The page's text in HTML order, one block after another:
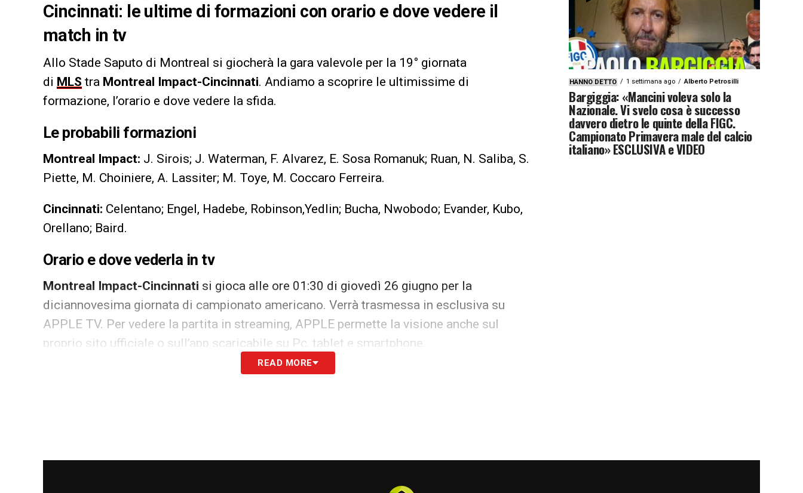
Cincinnati: le ultime di formazioni con orario e dove vedere il
match in tv
Allo Stade Saputo di Montreal si giocherà la gara valevole per la 19° giornata
di MLS tra Montreal Impact-Cincinnati. Andiamo a scoprire le ultimissime di
formazione, l’orario e dove vedere la sfida.
Le probabili formazioni
Montreal Impact: J. Sirois; J. Waterman, F. Alvarez, E. Sosa Romanuk; Ruan, N. Saliba, S.
Piette, M. Choiniere, A. Lassiter; M. Toye, M. Coccaro Ferreira.
Cincinnati: Celentano; Engel, Hadebe, Robinson,Yedlin; Bucha, Nwobodo; Evander, Kubo,
Orellano; Baird.
Orario e dove vederla in tv
Montreal Impact-Cincinnati si gioca alle ore 01:30 di giovedì 26 giugno per la
diciannovesima giornata di campionato americano. Verrà trasmessa in esclusiva su
APPLE TV. Per vedere la partita in streaming, APPLE permette la visione anche sul
proprio sito ufficiale o sull’app scaricabile su Pc, tablet e smartphone.
READ MORE
HANNO DETTO 1 settimana ago Alberto Petrosilli
Bargiggia: «Mancini voleva solo la
Nazionale. Vi svelo cosa è successo
davvero dietro le quinte della FIGC.
Campionato Primavera male del calcio
italiano» ESCLUSIVA e VIDEO